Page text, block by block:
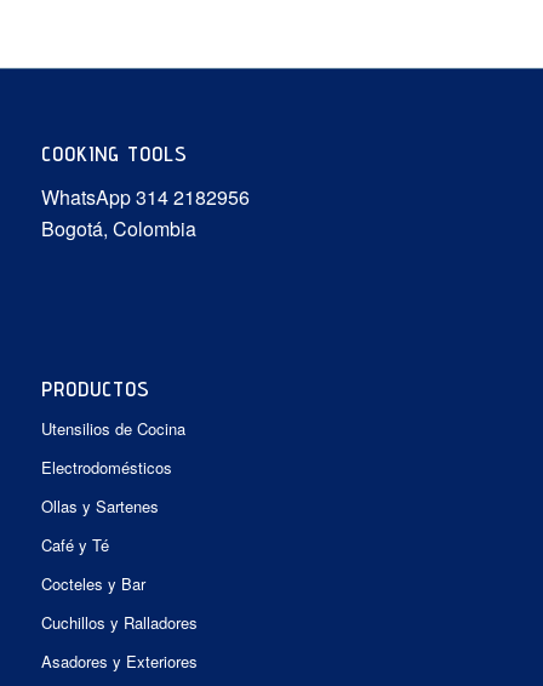
COOKING TOOLS
WhatsApp 314 2182956
Bogotá, Colombia
PRODUCTOS
Utensilios de Cocina
Electrodomésticos
Ollas y Sartenes
Café y Té
Cocteles y Bar
Cuchillos y Ralladores
Asadores y Exteriores